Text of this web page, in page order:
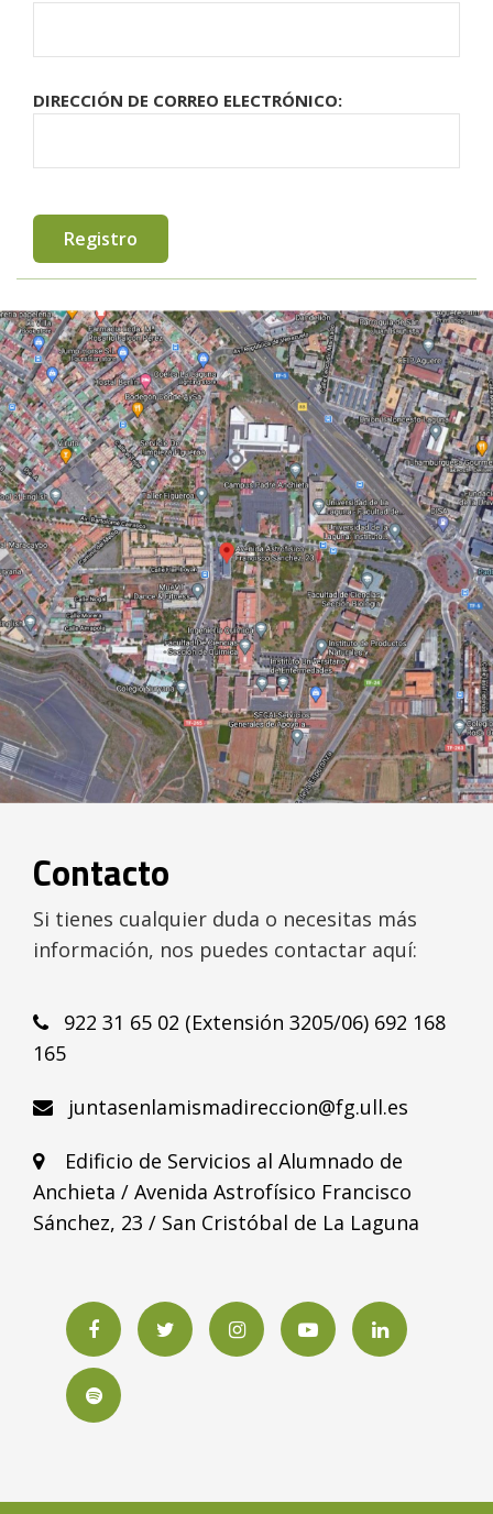
DIRECCIÓN DE CORREO ELECTRÓNICO:
Contacto
Si tienes cualquier duda o necesitas más
información, nos puedes contactar aquí:
922 31 65 02 (Extensión 3205/06) 692 168
165
juntasenlamismadireccion@fg.ull.es
Edificio de Servicios al Alumnado de
Anchieta / Avenida Astrofísico Francisco
Sánchez, 23 / San Cristóbal de La Laguna
FacebookTwitterInstagramYouTubeLinkedIN
Spotify